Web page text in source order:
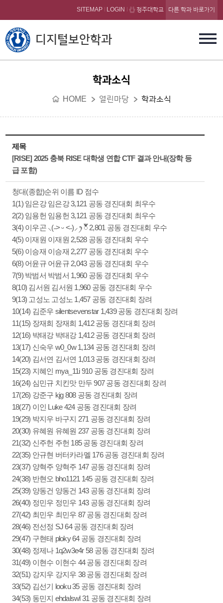
본문 바로가기
디지털보안학과
SITEMAP LOGIN 청주대학교 다른 학과 바로가기
학과소식
HOME 열린마당 학과소식
제목
[RISE] 2025 충북 RISE 대학생 연합 CTF 결과 안내(장학 등
급 포함)
청대(종합)순위 이름 ID 점수
1(1) 임은강 임은강 3,121 공동 경진대회 최우수
2(2) 임용헌 임용헌 3,121 공동 경진대회 최우수
3(4) 이우곤 ⸜(˶˃ ᵕ ˂˶)⸝ ꫂ ၴႅၴ 2,801 공동 경진대회 우수
4(5) 이재원 이재원 2,528 공동 경진대회 우수
5(6) 이승재 이승재 2,277 공동 경진대회 우수
6(8) 어윤규 어윤규 2,043 공동 경진대회 우수
7(9) 박범서 박범서 1,960 공동 경진대회 우수
8(10) 김서원 김서원 1,960 공동 경진대회 우수
9(13) 고성노 고성노 1,457 공동 경진대회 장려
10(14) 김준우 silentsevenstar 1,439 공동 경진대회 장려
11(15) 장재희 장재희 1,412 공동 경진대회 장려
12(16) 박태강 박태강 1,412 공동 경진대회 장려
13(17) 신숙우 w0_0w 1,134 공동 경진대회 장려
14(20) 김서연 김서연 1,013 공동 경진대회 장려
15(23) 지혜인 mya_11i 910 공동 경진대회 장려
16(24) 심민규 치킨맛 만두 907 공동 경진대회 장려
17(26) 강준구 kjg 808 공동 경진대회 장려
18(27) 이인 Luke 424 공동 경진대회 장려
19(29) 박지우 바구지 271 공동 경진대회 장려
20(30) 유혜원 유혜원 237 공동 경진대회 장려
21(32) 신주헌 주헌 185 공동 경진대회 장려
22(35) 안규현 버터카라멜 176 공동 경진대회 장려
23(37) 양혁주 양혁주 147 공동 경진대회 장려
24(38) 반현오 bho1121 145 공동 경진대회 장려
25(39) 양동건 양동건 143 공동 경진대회 장려
26(40) 정민우 정민우 143 공동 경진대회 장려
27(42) 최민우 최민우 87 공동 경진대회 장려
28(46) 전선정 SJ 64 공동 경진대회 장려
29(47) 구현태 ploky 64 공동 경진대회 장려
30(48) 정제나 1q2w3e4r 58 공동 경진대회 장려
31(49) 이현수 이현수 44 공동 경진대회 장려
32(51) 강지우 강지우 38 공동 경진대회 장려
33(52) 김선기 looku 35 공동 경진대회 장려
34(53) 동민지 ehdalswl 31 공동 경진대회 장려